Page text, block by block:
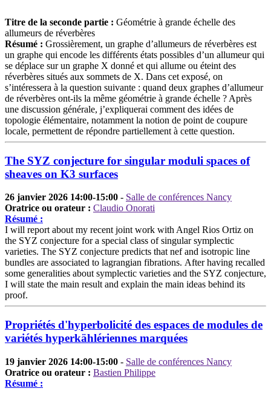
Titre de la seconde partie : Géométrie à grande échelle des
allumeurs de réverbères
Résumé : Grossièrement, un graphe d’allumeurs de réverbères est
un graphe qui encode les différents états possibles d’un allumeur qui
se déplace sur un graphe X donné et qui allume ou éteint des
réverbères situés aux sommets de X. Dans cet exposé, on
s’intéressera à la question suivante : quand deux graphes d’allumeur
de réverbères ont-ils la même géométrie à grande échelle ? Après
une discussion générale, j’expliquerai comment des idées de
topologie élémentaire, notamment la notion de point de coupure
locale, permettent de répondre partiellement à cette question.
The SYZ conjecture for singular moduli spaces of
sheaves on K3 surfaces
26 janvier 2026 14:00-15:00 - Salle de conférences Nancy
Oratrice ou orateur : Claudio Onorati
Résumé :
I will report about my recent joint work with Angel Rios Ortiz on
the SYZ conjecture for a special class of singular symplectic
varieties. The SYZ conjecture predicts that nef and isotropic line
bundles are associated to lagrangian fibrations. After having recalled
some generalities about symplectic varieties and the SYZ conjecture,
I will state the main result and explain the main ideas behind its
proof.
Propriétés d'hyperbolicité des espaces de modules de
variétés hyperkählériennes marquées
19 janvier 2026 14:00-15:00 - Salle de conférences Nancy
Oratrice ou orateur : Bastien Philippe
Résumé :